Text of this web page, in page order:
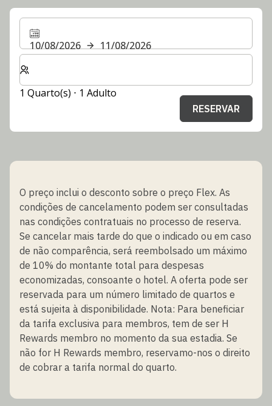
10/08/2026
11/08/2026
Selecionar o número de quartos e de hóspedes para a
1 Quarto(s) ⋅ 1 Adulto
RESERVAR
O preço inclui o desconto sobre o preço Flex. As
condições de cancelamento podem ser consultadas
nas condições contratuais no processo de reserva.
Se cancelar mais tarde do que o indicado ou em caso
de não comparência, será reembolsado um máximo
de 10% do montante total para despesas
economizadas, consoante o hotel. A oferta pode ser
reservada para um número limitado de quartos e
está sujeita à disponibilidade. Nota: Para beneficiar
da tarifa exclusiva para membros, tem de ser H
Rewards membro no momento da sua estadia. Se
não for H Rewards membro, reservamo-nos o direito
de cobrar a tarifa normal do quarto.